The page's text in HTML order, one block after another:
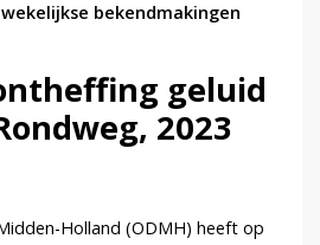
bekendmakingen
geluid
2023
Holland (ODMH) heeft op